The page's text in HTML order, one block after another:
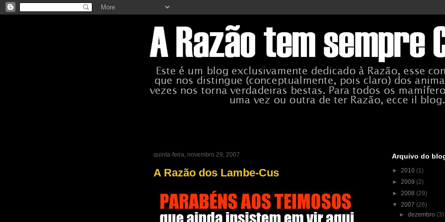
quinta-feira, novembro 29, 2007
A Razão dos Lambe-Cus
Arquivo do
► 2010 (1)
► 2009 (2)
► 2008 (29)
▼ 2007 (26)
►dezembro (3)